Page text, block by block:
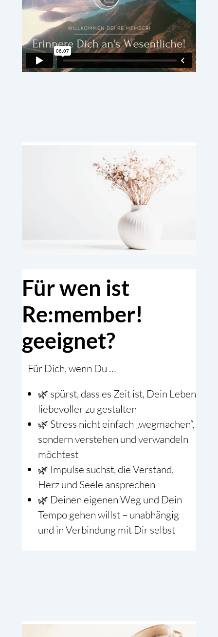
Für wen ist
Re:member!
geeignet?
Für Dich, wenn Du …
🌿 spürst, dass es Zeit ist, Dein Leben
liebevoller zu gestalten
🌿 Stress nicht einfach „wegmachen“,
sondern verstehen und verwandeln
möchtest
🌿 Impulse suchst, die Verstand,
Herz und Seele ansprechen
🌿 Deinen eigenen Weg und Dein
Tempo gehen willst – unabhängig
und in Verbindung mit Dir selbst